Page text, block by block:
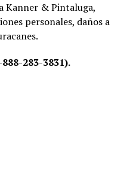
Kanner & Pintaluga,
personales, daños a
283-3831).